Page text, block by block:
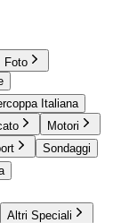
Foto
Italiana
Motori
Sondaggi
Altri Speciali